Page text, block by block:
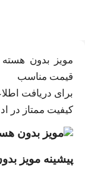
مویز بدون هسته
قیمت مناسب
برای دریافت
کیفیت ممتاز در
پیشینه مویز